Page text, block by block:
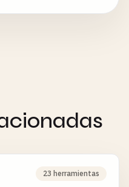
23 herramientas